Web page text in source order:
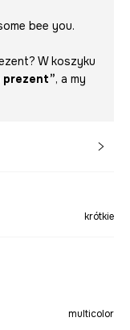
bee you.
W koszyku
prezent”, a my
krótkie
multicolor